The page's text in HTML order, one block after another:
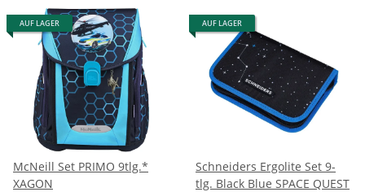
AUF LAGER
McNeill Set PRIMO 9tlg.*
XAGON
AUF LAGER
Schneiders Ergolite Set 9-
tlg. Black Blue SPACE QUEST